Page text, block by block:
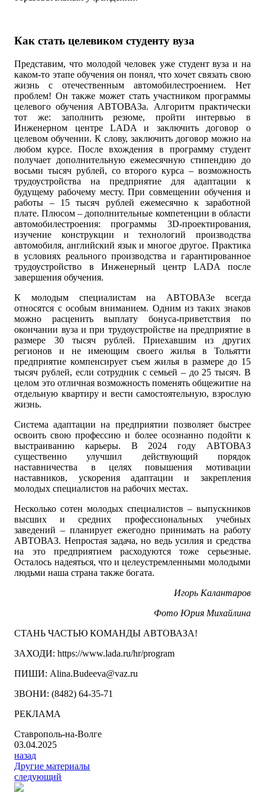
Как стать целевиком студенту вуза
Представим, что молодой человек уже студент вуза и на
каком-то этапе обучения он понял, что хочет связать свою
жизнь с отечественным автомобилестроением. Нет
проблем! Он также может стать участником программы
целевого обучения АВТОВАЗа. Алгоритм практически
тот же: заполнить резюме, пройти интервью в
Инженерном центре LADA и заключить договор о
целевом обучении. К слову, заключить договор можно на
любом курсе. После вхождения в программу студент
получает дополнительную ежемесячную стипендию до
восьми тысяч рублей, со второго курса – возможность
трудоустройства на предприятие для адаптации к
будущему рабочему месту. При совмещении обучения и
работы – 15 тысяч рублей ежемесячно к заработной
плате. Плюсом – дополнительные компетенции в области
автомобилестроения: программы 3D-проектирования,
изучение конструкции и технологий производства
автомобиля, английский язык и многое другое. Практика
в условиях реального производства и гарантированное
трудоустройство в Инженерный центр LADA после
завершения обучения.
К молодым специалистам на АВТОВАЗе всегда
относятся с особым вниманием. Одним из таких знаков
можно расценить выплату бонуса-приветствия по
окончании вуза и при трудоустройстве на предприятие в
размере 30 тысяч рублей. Приехавшим из других
регионов и не имеющим своего жилья в Тольятти
предприятие компенсирует съем жилья в размере до 15
тысяч рублей, если сотрудник с семьей – до 25 тысяч. В
целом это отличная возможность поменять общежитие на
отдельную квартиру и вести самостоятельную, взрослую
жизнь.
Система адаптации на предприятии позволяет быстрее
освоить свою профессию и более осознанно подойти к
выстраиванию карьеры. В 2024 году АВТОВАЗ
существенно улучшил действующий порядок
наставничества в целях повышения мотивации
наставников, ускорения адаптации и закрепления
молодых специалистов на рабочих местах.
Несколько сотен молодых специалистов – выпускников
высших и средних профессиональных учебных
заведений – планирует ежегодно принимать на работу
АВТОВАЗ. Непростая задача, но ведь усилия и средства
на это предприятием расходуются тоже серьезные.
Осталось надеяться, что и целеустремленными молодыми
людьми наша страна также богата.
Игорь Калантаров
Фото Юрия Михайлина
СТАНЬ ЧАСТЬЮ КОМАНДЫ АВТОВАЗА!
ЗАХОДИ: https://www.lada.ru/hr/program
ПИШИ: Alina.Budeeva@vaz.ru
ЗВОНИ: (8482) 64-35-71
РЕКЛАМА
Ставрополь-на-Волге
03.04.2025
назад
Другие материалы
следующий